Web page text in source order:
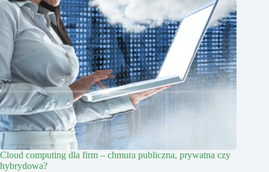
Cloud computing dla firm – chmura publiczna, prywatna czy
hybrydowa?